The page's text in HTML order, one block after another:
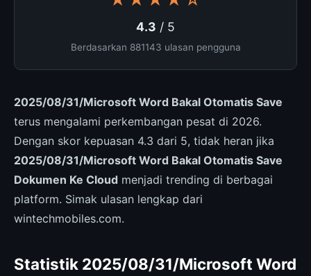
4.3 / 5
Berdasarkan 881143 ulasan pengguna
2025/08/31/Microsoft Word Bakal Otomatis Save
terus mengalami perkembangan pesat di 2026.
Dengan skor kepuasan 4.3 dari 5, tidak heran jika
2025/08/31/Microsoft Word Bakal Otomatis Save
Dokumen Ke Cloud menjadi trending di berbagai
platform. Simak ulasan lengkap dari
wintechmobiles.com.
Statistik 2025/08/31/Microsoft Word